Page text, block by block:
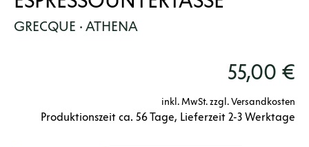
GRECQUE · ATHENA
55,00 €
inkl. MwSt. zzgl. Versandkosten
Produktionszeit ca. 56 Tage, Lieferzeit 2-3 Werktage